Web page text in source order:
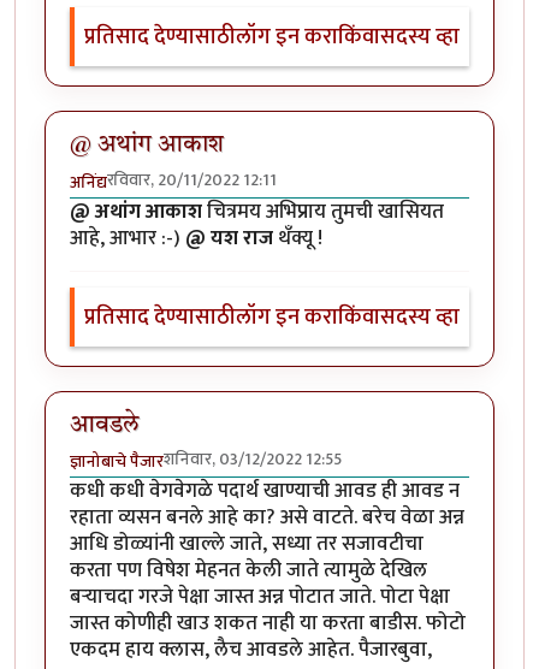
प्रतिसाद देण्यासाठीलॉग इन कराकिंवासदस्य व्हा
@ अथांग आकाश
अनिंद्यरविवार, 20/11/2022 12:11
@ अथांग आकाशचित्रमय अभिप्राय तुमची खासियत
आहे, आभार :-) @ यश राजथँक्यू !
प्रतिसाद देण्यासाठीलॉग इन कराकिंवासदस्य व्हा
आवडले
ज्ञानोबाचे पैजारशनिवार, 03/12/2022 12:55
कधी कधी वेगवेगळे पदार्थ खाण्याची आवड ही आवड न
रहाता व्यसन बनले आहे का? असे वाटते. बरेच वेळा अन्न
आधि डोळ्यांनी खाल्ले जाते, सध्या तर सजावटीचा
करता पण विषेश मेहनत केली जाते त्यामुळे देखिल
बर्‍याचदा गरजे पेक्षा जास्त अन्न पोटात जाते. पोटा पेक्षा
जास्त कोणीही खाउ शकत नाही या करता बाडीस. फोटो
एकदम हाय क्लास, लैच आवडले आहेत. पैजारबुवा,